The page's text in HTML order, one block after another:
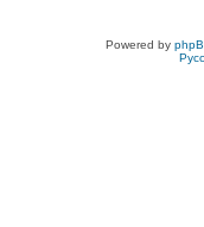
Powered by